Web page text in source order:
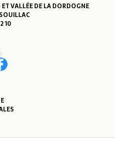
VALLÉE DE LA DORDOGNE
10